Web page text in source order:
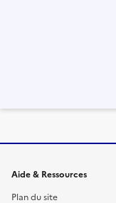
Aide & Ressources
Plan du site